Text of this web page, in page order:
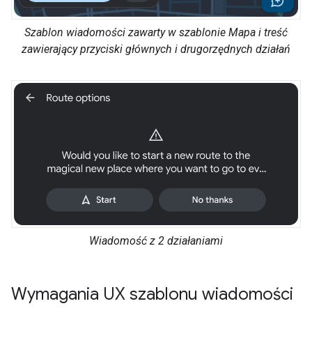
Szablon wiadomości zawarty w szablonie Mapa i treść
zawierający przyciski głównych i drugorzędnych działań
Wiadomość z 2 działaniami
Wymagania UX szablonu wiadomości